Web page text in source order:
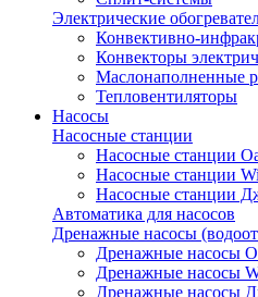
Электрические
Конвективно-
Конвекторы
Маслонаполненные
Тепловентиляторы
Насосы
Насосные станции
Насосные станции
Насосные станции
Насосные станции
Автоматика для насосов
Дренажные насосы
Дренажные насосы
Дренажные насосы
Дренажные насосы